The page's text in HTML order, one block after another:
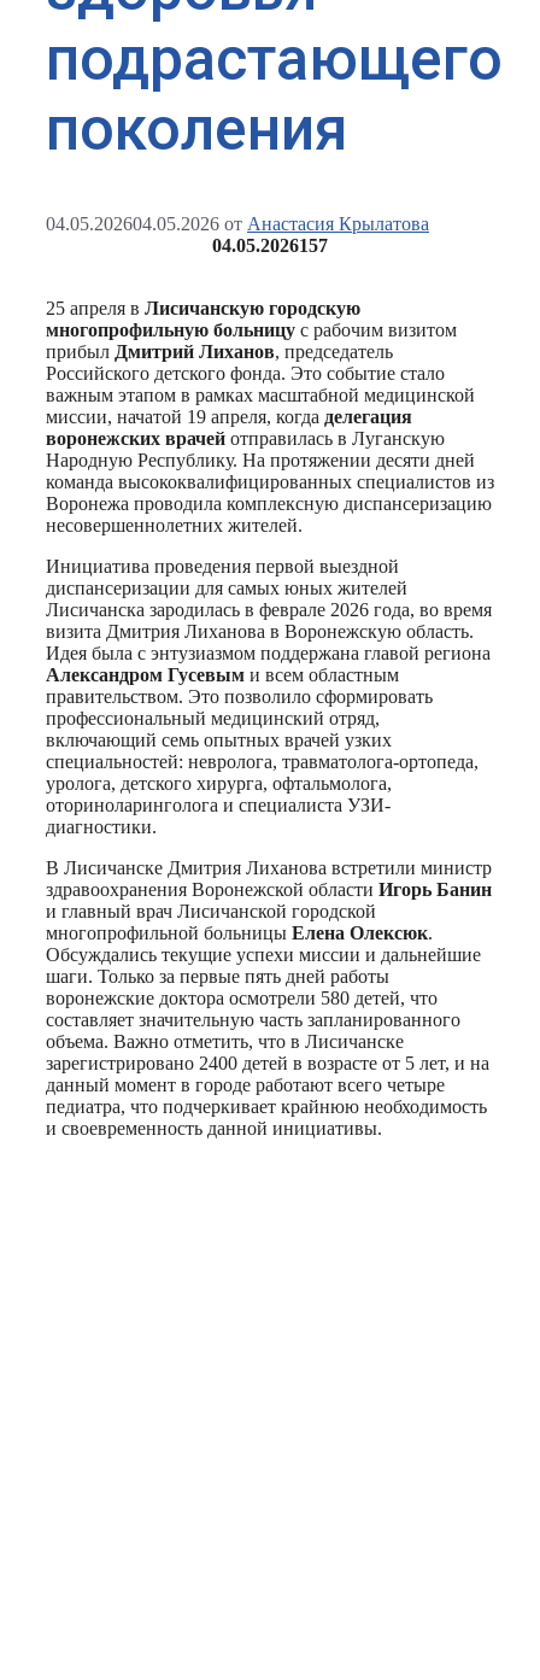
подрастающего
поколения
04.05.202604.05.2026 от Анастасия Крылатова
04.05.2026157
25 апреля в Лисичанскую городскую
многопрофильную больницу с рабочим визитом
прибыл Дмитрий Лиханов, председатель
Российского детского фонда. Это событие стало
важным этапом в рамках масштабной медицинской
миссии, начатой 19 апреля, когда делегация
воронежских врачей отправилась в Луганскую
Народную Республику. На протяжении десяти дней
команда высококвалифицированных специалистов из
Воронежа проводила комплексную диспансеризацию
несовершеннолетних жителей.
Инициатива проведения первой выездной
диспансеризации для самых юных жителей
Лисичанска зародилась в феврале 2026 года, во время
визита Дмитрия Лиханова в Воронежскую область.
Идея была с энтузиазмом поддержана главой региона
Александром Гусевым и всем областным
правительством. Это позволило сформировать
профессиональный медицинский отряд,
включающий семь опытных врачей узких
специальностей: невролога, травматолога-ортопеда,
уролога, детского хирурга, офтальмолога,
оториноларинголога и специалиста УЗИ-
диагностики.
В Лисичанске Дмитрия Лиханова встретили министр
здравоохранения Воронежской области Игорь Банин
и главный врач Лисичанской городской
многопрофильной больницы Елена Олексюк.
Обсуждались текущие успехи миссии и дальнейшие
шаги. Только за первые пять дней работы
воронежские доктора осмотрели 580 детей, что
составляет значительную часть запланированного
объема. Важно отметить, что в Лисичанске
зарегистрировано 2400 детей в возрасте от 5 лет, и на
данный момент в городе работают всего четыре
педиатра, что подчеркивает крайнюю необходимость
и своевременность данной инициативы.